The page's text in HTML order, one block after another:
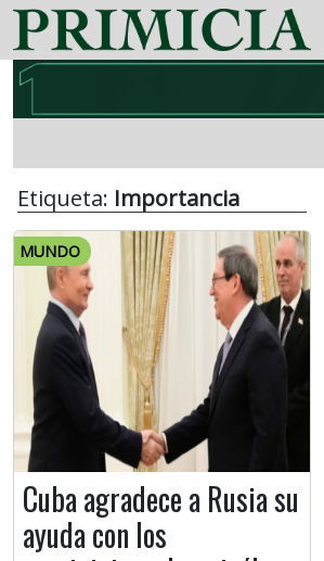
Etiqueta: Importancia
MUNDO
Cuba agradece a Rusia su
ayuda con los